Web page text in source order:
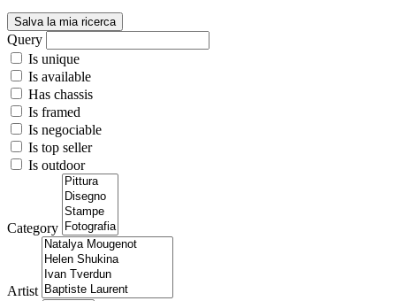
Salva la mia ricerca
Query
Is unique
Is available
Has chassis
Is framed
Is negociable
Is top seller
Is outdoor
Category
Artist